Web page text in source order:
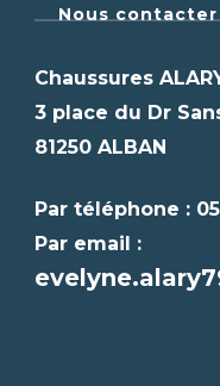
Nous contacter
Chaussures
3 place du Dr
81250 ALBAN
Par téléphone : 05
Par email :